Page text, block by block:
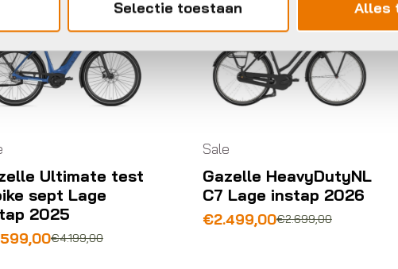
Selectie toestaan Alles
HeavyDutyNL
Lage instap 2026
€
2.499,00
Stadsfietsen
Gazelle Grenoble C8
Lage instap 2026
€3.399,00